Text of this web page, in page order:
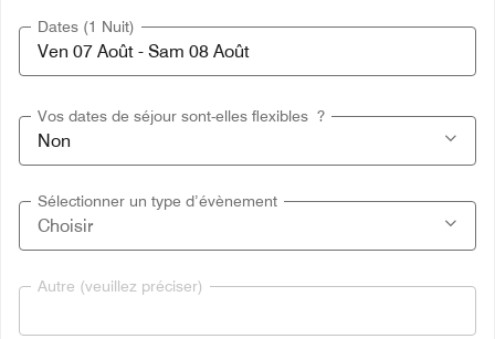
Dates (1 Nuit)
Vos dates de séjour sont-elles flexibles ?
Sélectionner un type d’évènement
Autre (veuillez préciser)